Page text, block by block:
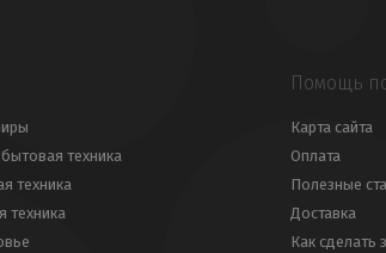
техника
техника
техника
Помощь
Карта сайта
Оплата
Полезные
Доставка
Как сделать